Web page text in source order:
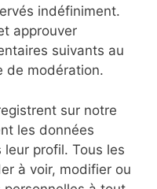
indéfiniment.
approuver
suivants au
de modération.
sur notre
les données
profil. Tous les
à voir, modifier ou